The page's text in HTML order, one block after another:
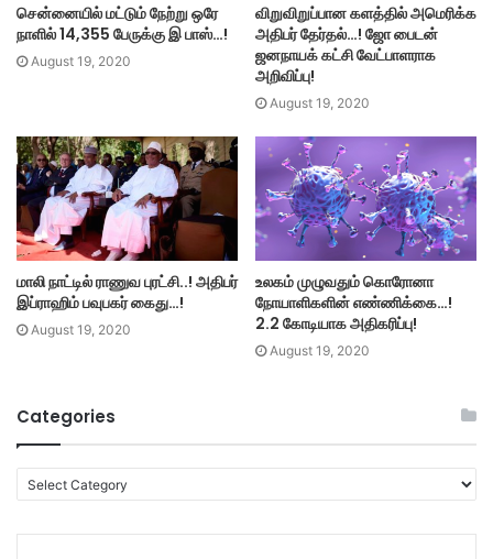
சென்னையில் மட்டும் நேற்று ஒரே
நாளில் 14,355 பேருக்கு இ பாஸ்…!
August 19, 2020
விறுவிறுப்பான களத்தில் அமெரிக்க
அதிபர் தேர்தல்…! ஜோ பைடன்
ஜனநாயக் கட்சி வேட்பாளராக
அறிவிப்பு!
August 19, 2020
மாலி நாட்டில் ராணுவ புரட்சி..! அதிபர்
இப்ராஹிம் பவுபகர் கைது…!
August 19, 2020
உலகம் முழுவதும் கொரோனா
நோயாளிகளின் எண்ணிக்கை…!
2.2 கோடியாக அதிகரிப்பு!
August 19, 2020
Categories
a